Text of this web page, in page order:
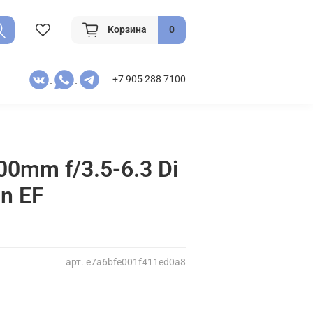
Корзина 0
+7 905 288 7100
арт. e7a6bfe001f411ed0a8
f/3.5-6.3 Di
EF